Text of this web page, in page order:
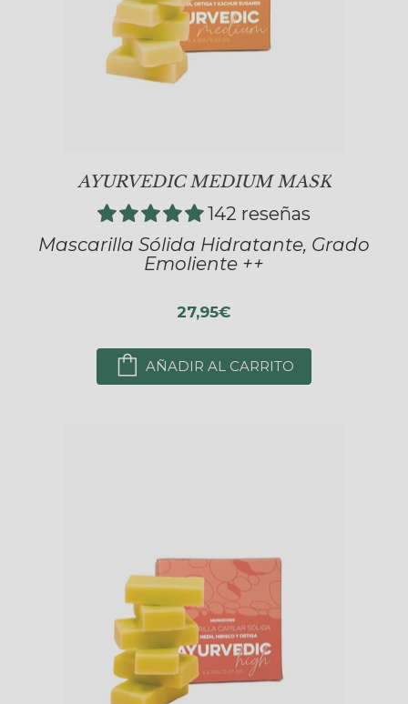
AYURVEDIC MEDIUM MASK
142 reseñas
Mascarilla Sólida Hidratante, Grado
Emoliente ++
27,95€
AÑADIR AL CARRITO